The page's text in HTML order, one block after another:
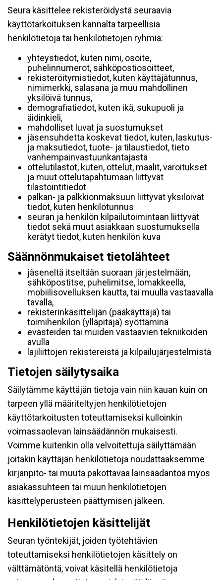
Seura käsittelee rekisteröidystä seuraavia
käyttötarkoituksen kannalta tarpeellisia
henkilötietoja tai henkilötietojen ryhmiä:
yhteystiedot, kuten nimi, osoite,
puhelinnumerot, sähköpostiosoitteet,
rekisteröitymistiedot, kuten käyttäjätunnus,
nimimerkki, salasana ja muu mahdollinen
yksilöivä tunnus,
demografiatiedot, kuten ikä, sukupuoli ja
äidinkieli,
mahdolliset luvat ja suostumukset
jäsensuhdetta koskevat tiedot, kuten, laskutus-
ja maksutiedot, tuote- ja tilaustiedot, tieto
vanhempainvastuunkantajasta
ottelutilastot, kuten, ottelut, maalit, varoitukset
ja muut ottelutapahtumaan liittyvät
tilastointitiedot
palkan- ja palkkionmaksuun liittyvät yksilöivät
tiedot, kuten henkilötunnus
seuran ja henkilön kilpailutoimintaan liittyvät
tiedot sekä muut asiakkaan suostumuksella
kerätyt tiedot, kuten henkilön kuva
Säännönmukaiset tietolähteet
jäseneltä itseltään suoraan järjestelmään,
sähköpostitse, puhelimitse, lomakkeella,
mobiilisovelluksen kautta, tai muulla vastaavalla
tavalla,
rekisterinkäsittelijän (pääkäyttäjä) tai
toimihenkilön (ylläpitäjä) syöttäminä
evästeiden tai muiden vastaavien tekniikoiden
avulla
lajiliittojen rekistereistä ja kilpailujärjestelmistä
Tietojen säilytysaika
Säilytämme käyttäjän tietoja vain niin kauan kuin on
tarpeen yllä määriteltyjen henkilötietojen
käyttötarkoitusten toteuttamiseksi kulloinkin
voimassaolevan lainsäädännön mukaisesti.
Voimme kuitenkin olla velvoitettuja säilyttämään
joitakin käyttäjän henkilötietoja noudattaaksemme
kirjanpito- tai muuta pakottavaa lainsäädäntöä myös
asiakassuhteen tai muun henkilötietojen
käsittelyperusteen päättymisen jälkeen.
Henkilötietojen käsittelijät
Seuran työntekijät, joiden työtehtävien
toteuttamiseksi henkilötietojen käsittely on
välttämätöntä, voivat käsitellä henkilötietoja